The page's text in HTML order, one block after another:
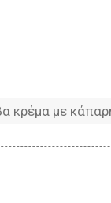
κρέμα με